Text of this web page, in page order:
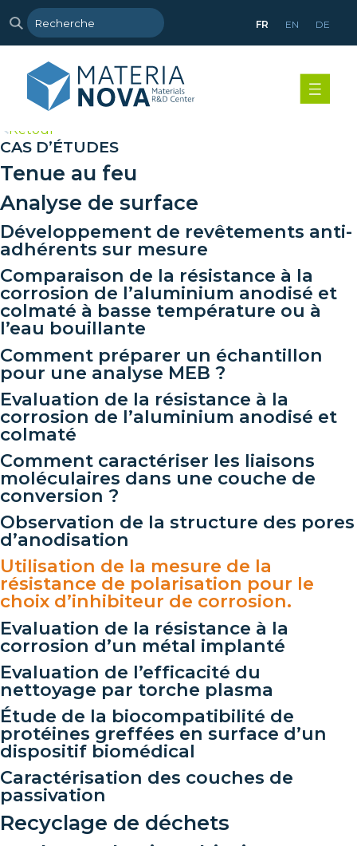
FR EN DE
Retour
CAS D’ÉTUDES
Tenue au feu
Analyse de surface
Développement de revêtements anti-
adhérents sur mesure
Comparaison de la résistance à la
corrosion de l’aluminium anodisé et
colmaté à basse température ou à
l’eau bouillante
Comment préparer un échantillon
pour une analyse MEB ?
Evaluation de la résistance à la
corrosion de l’aluminium anodisé et
colmaté
Comment caractériser les liaisons
moléculaires dans une couche de
conversion ?
Observation de la structure des pores
d’anodisation
Utilisation de la mesure de la
résistance de polarisation pour le
choix d’inhibiteur de corrosion.
Evaluation de la résistance à la
corrosion d’un métal implanté
Evaluation de l’efficacité du
nettoyage par torche plasma
Étude de la biocompatibilité de
protéines greffées en surface d’un
dispositif biomédical
Caractérisation des couches de
passivation
Recyclage de déchets